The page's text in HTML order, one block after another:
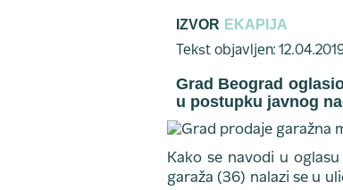
IZVOR EKAPIJA
Tekst objavljen:
Grad Beograd
u postupku javnog
Kako se navodi u
garaža (36) nalazi se u